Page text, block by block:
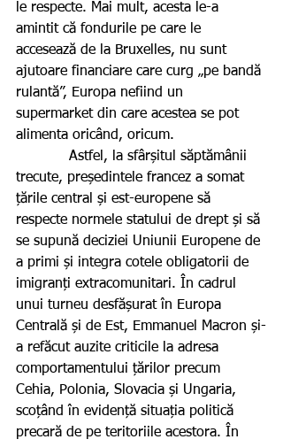
le respecte. Mai mult, acesta le-a
amintit că fondurile pe care le
accesează de la Bruxelles, nu sunt
ajutoare financiare care curg „pe bandă
rulantă”, Europa nefiind un
supermarket din care acestea se pot
alimenta oricând, oricum.
trecute, președintele francez a somat
țările central și est-europene să
respecte normele statului de drept și să
se supună deciziei Uniunii Europene de
a primi și integra cotele obligatorii de
imigranți extracomunitari. În cadrul
unui turneu desfășurat în Europa
Centrală și de Est, Emmanuel Macron și-
a refăcut auzite criticile la adresa
comportamentului țărilor precum
Cehia, Polonia, Slovacia și Ungaria,
scoțând în evidență situația politică
precară de pe teritoriile acestora. În